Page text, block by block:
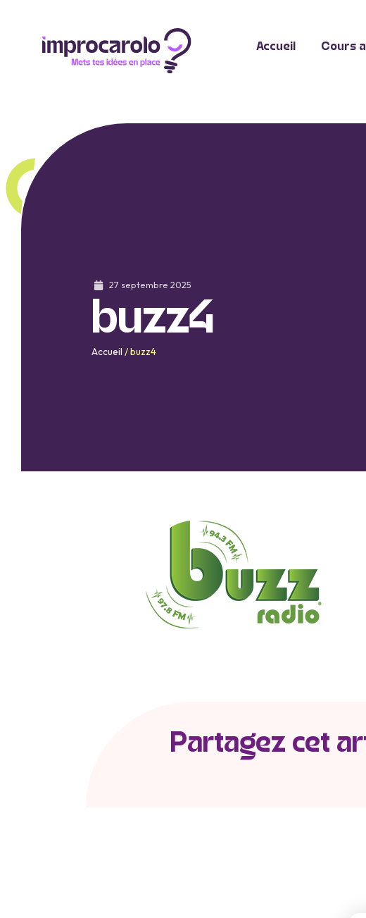
Accueil Cours
27 septembre 2025
buzz4
Accueil /buzz4
Partagez cet